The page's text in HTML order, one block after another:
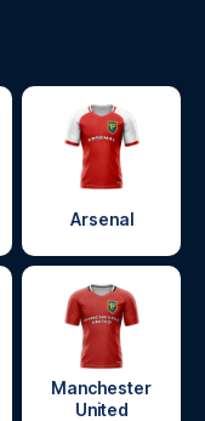
Arsenal
Manchester
United